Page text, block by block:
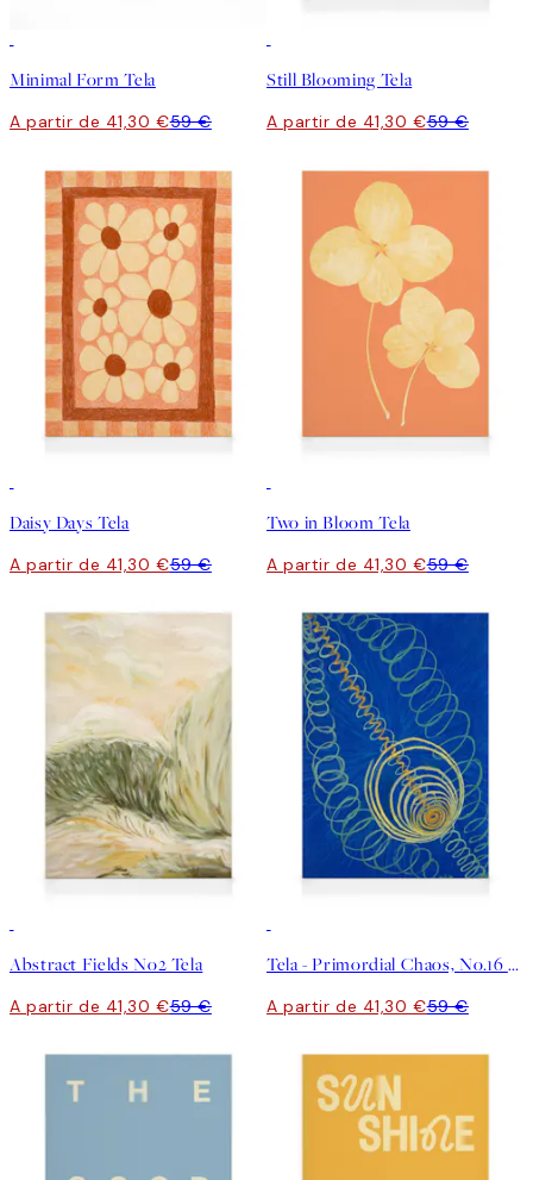
Minimal Form Tela
A partir de 41,30 €59 €
Still Blooming Tela
A partir de 41,30 €59 €
Daisy Days Tela
A partir de 41,30 €59 €
Two in Bloom Tela
A partir de 41,30 €59 €
Abstract Fields No2 Tela
A partir de 41,30 €59 €
Tela - Primordial Chaos, No.16 by Hilma af Klint
A partir de 41,30 €59 €